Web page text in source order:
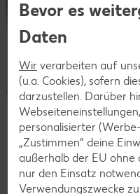
kennen!
Dein Start in eine
Bevor es
Daten
Wir verarbeiten auf
(u.a. Cookies), sofern
darzustellen. Darüber
personalisierter
„Zustimmen“ deine
außerhalb der EU ohne
nur den Einsatz
Verwendungszwecke